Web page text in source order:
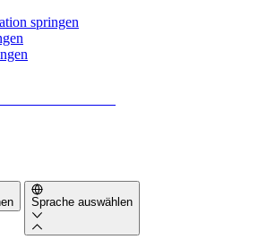
springen
Sprache auswählen